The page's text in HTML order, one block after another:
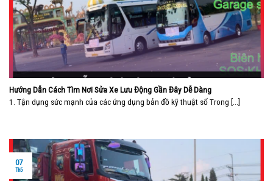
Hướng Dẫn Cách Tìm Nơi Sửa Xe Lưu Động Gần Đây Dễ Dàng
1. Tận dụng sức mạnh của các ứng dụng bản đồ kỹ thuật số Trong [...]
07
Th5